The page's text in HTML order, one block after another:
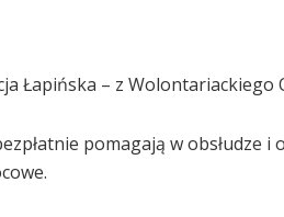
Łapińska – z Wolontariackiego
pomagają w obsłudze